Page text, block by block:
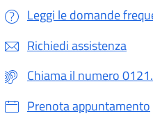
Leggi le domande
Richiedi assistenza
Chiama il numero
Prenota appuntamento